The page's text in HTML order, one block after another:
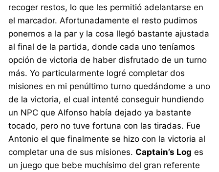
recoger restos, lo que les permitió adelantarse en
el marcador. Afortunadamente el resto pudimos
ponernos a la par y la cosa llegó bastante ajustada
al final de la partida, donde cada uno teníamos
opción de victoria de haber disfrutado de un turno
más. Yo particularmente logré completar dos
misiones en mi penúltimo turno quedándome a uno
de la victoria, el cual intenté conseguir hundiendo
un NPC que Alfonso había dejado ya bastante
tocado, pero no tuve fortuna con las tiradas. Fue
Antonio el que finalmente se hizo con la victoria al
completar una de sus misiones.Captain’s Log es
un juego que bebe muchísimo del gran referente